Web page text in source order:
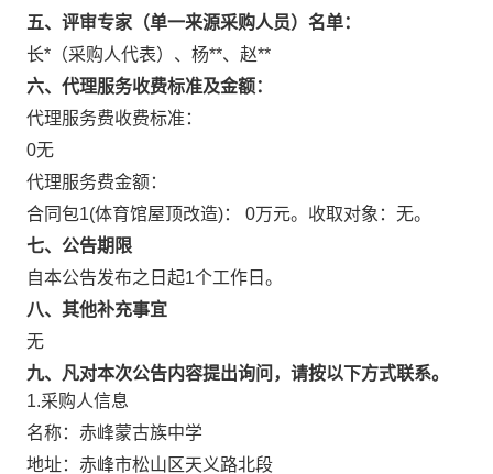
五、评审专家（单一来源采购人员）名单：
长*（采购人代表） 、 杨**、 赵**
六、代理服务收费标准及金额：
代理服务费收费标准：
0无
代理服务费金额：
合同包1(体育馆屋顶改造)：
0万元。 收取对象： 无。
七、公告期限
自本公告发布之日起1个工作日。
八、其他补充事宜
无
九、凡对本次公告内容提出询问，请按以下方式联系。
1.采购人信息
名称： 赤峰蒙古族中学
地址： 赤峰市松山区天义路北段